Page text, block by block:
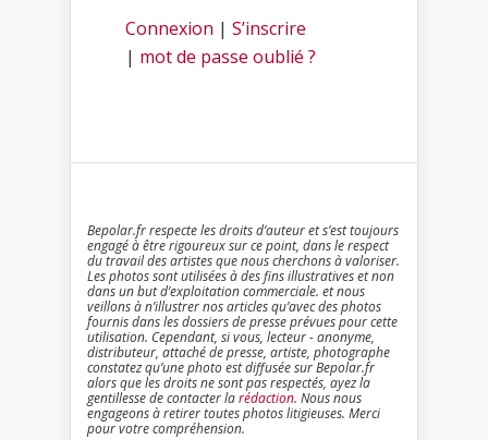
Connexion | S’inscrire
| mot de passe oublié ?
Bepolar.fr respecte les droits d’auteur et s’est toujours
engagé à être rigoureux sur ce point, dans le respect
du travail des artistes que nous cherchons à valoriser.
Les photos sont utilisées à des fins illustratives et non
dans un but d’exploitation commerciale. et nous
veillons à n’illustrer nos articles qu’avec des photos
fournis dans les dossiers de presse prévues pour cette
utilisation. Cependant, si vous, lecteur - anonyme,
distributeur, attaché de presse, artiste, photographe
constatez qu’une photo est diffusée sur Bepolar.fr
alors que les droits ne sont pas respectés, ayez la
gentillesse de contacter larédaction. Nous nous
engageons à retirer toutes photos litigieuses. Merci
pour votre compréhension.